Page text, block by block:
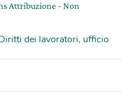
Attribuzione - Non
dei lavoratori, ufficio